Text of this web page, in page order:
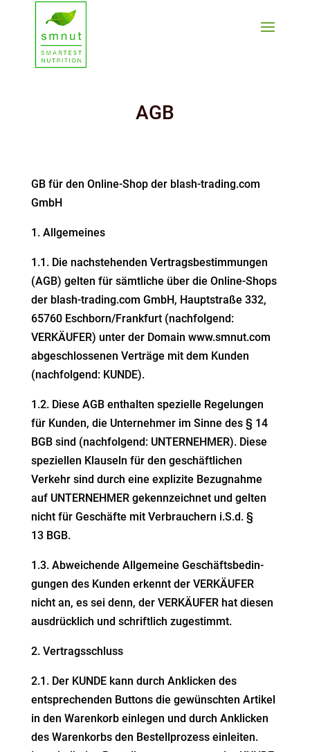
AGB
GB für den Online-Shop der blash-trading.com
GmbH
1. Allge­meines
1.1. Die nachste­henden Vertrags­be­stim­mungen
(AGB) gelten für sämtliche über die Online-Shops
der blash-trading.com GmbH, Haupt­straße 332,
65760 Eschborn/Frankfurt (nachfolgend:
VERKÄUFER) unter der Domain www.smnut.com
abgeschlos­senen Verträge mit dem Kunden
(nachfolgend: KUNDE).
1.2. Diese AGB enthalten spezielle Regelungen
für Kunden, die Unter­nehmer im Sinne des § 14
BGB sind (nachfolgend: UNTER­NEHMER). Diese
spezi­ellen Klauseln für den geschäft­lichen
Verkehr sind durch eine explizite Bezug­nahme
auf UNTER­NEHMER gekenn­zeichnet und gelten
nicht für Geschäfte mit Verbrau­chern i.S.d. §
13 BGB.
1.3. Abwei­chende Allge­meine Geschäfts­be­din­
gungen des Kunden erkennt der VERKÄUFER
nicht an, es sei denn, der VERKÄUFER hat diesen
ausdrücklich und schriftlich zugestimmt.
2. Vertrags­schluss
2.1. Der KUNDE kann durch Anklicken des
entspre­chenden Buttons die gewünschten Artikel
in den Warenkorb einlegen und durch Anklicken
des Waren­korbs den Bestell­prozess einleiten.